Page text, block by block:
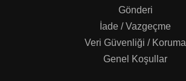
Gönderi
İade / Vazgeçme
Veri Güvenliği / Koruma
Genel Koşullar